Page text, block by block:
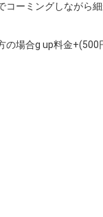
コーミングしながら
の場合g up料金+(500